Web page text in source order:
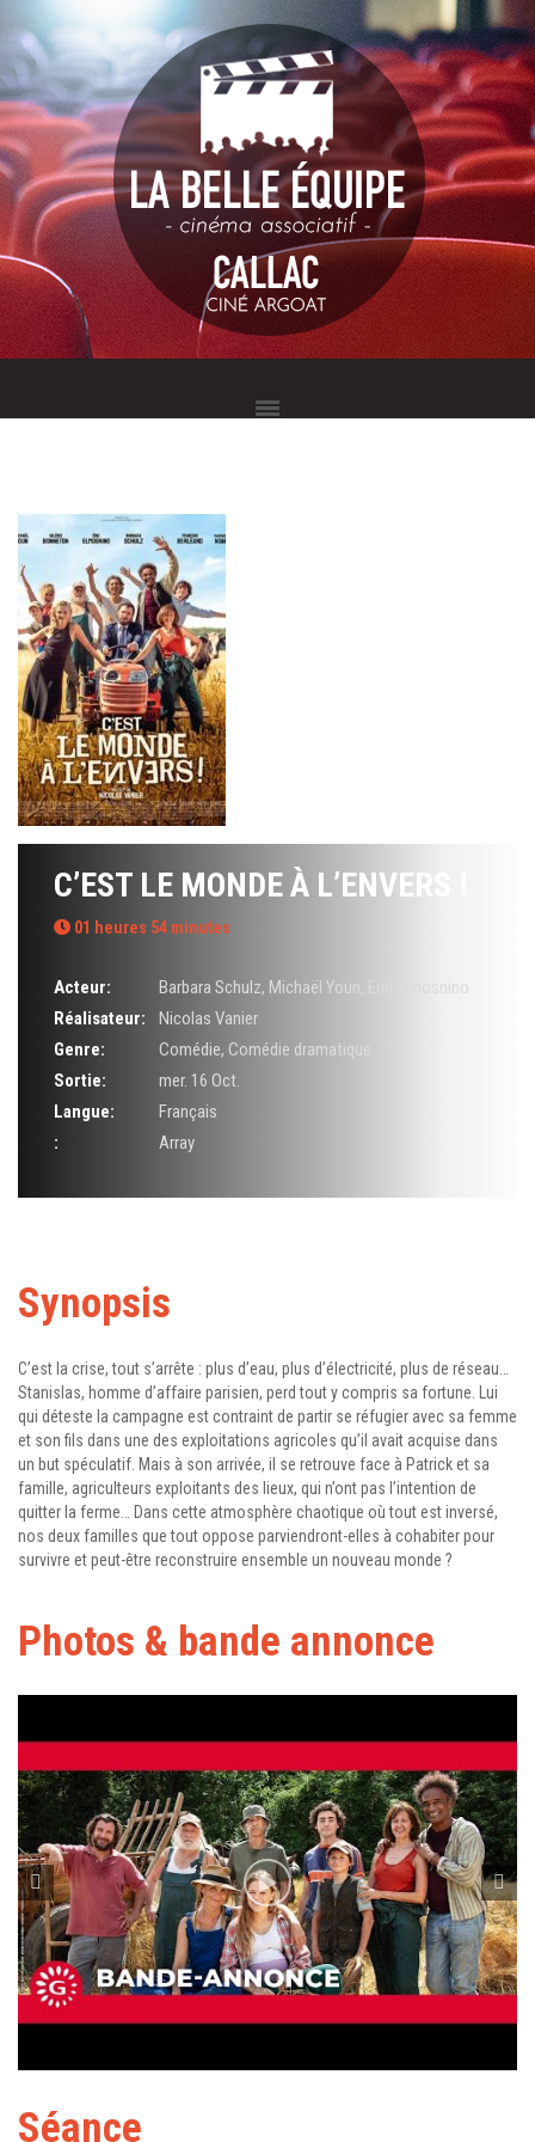
C’EST LE MONDE À L’ENVERS !
01 heures 54 minutes
Acteur: Barbara Schulz, Michaël Youn
Eric Elmosnino
Réalisateur:
Nicolas Vanier
Genre:
Comédie, Comédie dramatique
Sortie:
mer. 16 Oct.
Langue:
Français
:
Array
Synopsis
C’est la crise, tout s’arrête : plus d’eau, plus d’électricité, plus de réseau…
Stanislas, homme d’affaire parisien, perd tout y compris sa fortune. Lui
qui déteste la campagne est contraint de partir se réfugier avec sa femme
et son fils dans une des exploitations agricoles qu’il avait acquise dans
un but spéculatif. Mais à son arrivée, il se retrouve face à Patrick et sa
famille, agriculteurs exploitants des lieux, qui n’ont pas l’intention de
quitter la ferme… Dans cette atmosphère chaotique où tout est inversé,
nos deux familles que tout oppose parviendront-elles à cohabiter pour
survivre et peut-être reconstruire ensemble un nouveau monde ?
Photos & bande annonce
Séance